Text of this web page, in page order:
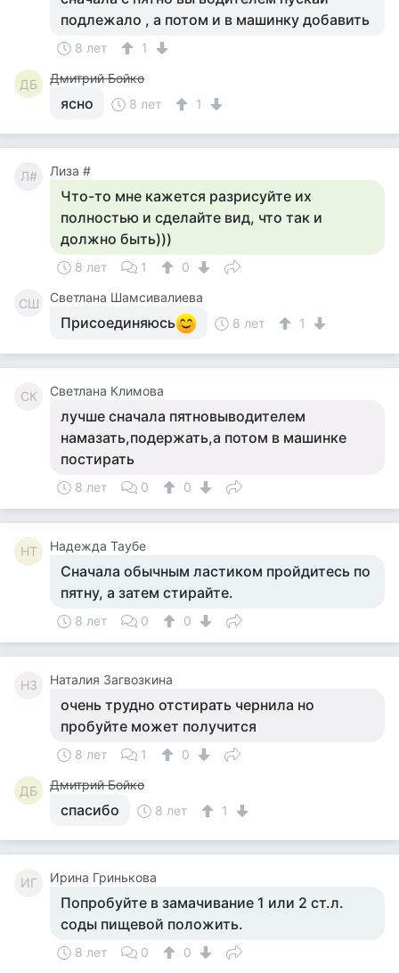
подлежало , а потом и в машинку добавить
8 лет 1
ДБ Дмитрий Бойко
ясно 8 лет 1
Л# Лиза #
Что-то мне кажется разрисуйте их
полностью и сделайте вид, что так и
должно быть)))
8 лет 1 0
СШ Светлана Шамсивалиева
Присоединяюсь 8 лет 1
СК Светлана Климова
лучше сначала пятновыводителем
намазать,подержать,а потом в машинке
постирать
8 лет 0 0
НТ Надежда Таубе
Сначала обычным ластиком пройдитесь по
пятну, а затем стирайте.
8 лет 0 0
НЗ Наталия Загвозкина
очень трудно отстирать чернила но
пробуйте может получится
8 лет 1 0
ДБ Дмитрий Бойко
спасибо 8 лет 1
ИГ Ирина Гринькова
Попробуйте в замачивание 1 или 2 ст.л.
соды пищевой положить.
8 лет 0 0